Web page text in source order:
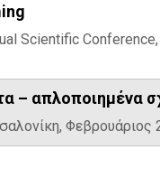
Scientific
– απλοποιημένα
Φεβρουάριος